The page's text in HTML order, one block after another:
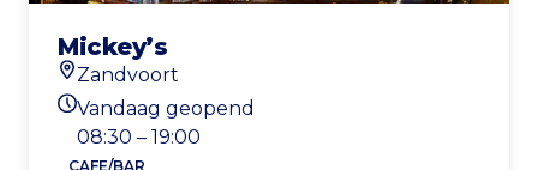
Mickey’s
Locatie
Zandvoort
Openingstijden vandaag
Vandaag geopend
08:30 – 19:00
CAFE/BAR